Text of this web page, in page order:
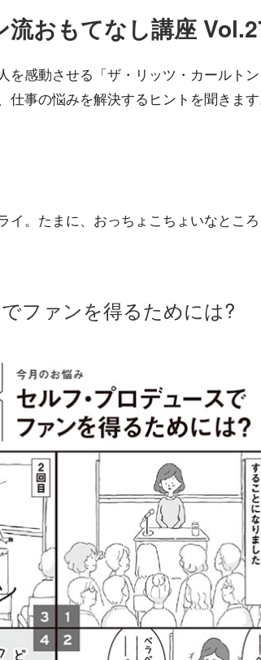
流おもてなし講座
を感動させる「ザ・リッツ・カールト
事の悩みを解決するヒントを聞きます
。たまに、おっちょこちょいなところ
ファンを得るためには?